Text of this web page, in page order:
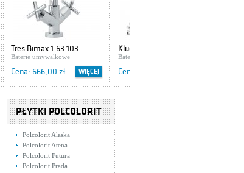
Tres Bimax 1.63.103
Baterie umywalkowe
Cena: 666,00 zł WIĘCEJ
Kludi Bozz 383910576
Baterie umywalkowe
Cena: 702,00 zł
PŁYTKI POLCOLORIT
Polcolorit Alaska
Polcolorit Atena
Polcolorit Futura
Polcolorit Prada